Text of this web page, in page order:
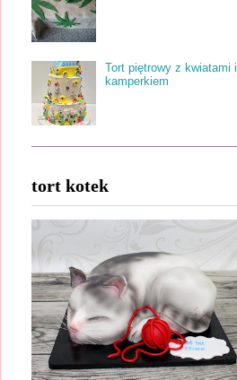
Tort piętrowy z kwiatami i
kamperkiem
tort kotek